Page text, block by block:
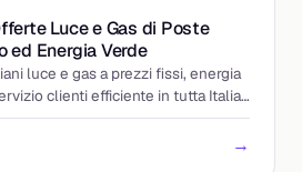
Luce e Gas di Poste
ed Energia Verde
luce e gas a prezzi fissi, energia
clienti efficiente in tutta Italia.
→